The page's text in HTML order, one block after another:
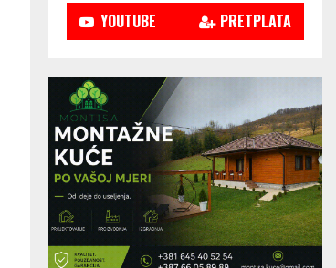
YOUTUBE PRETPLATA